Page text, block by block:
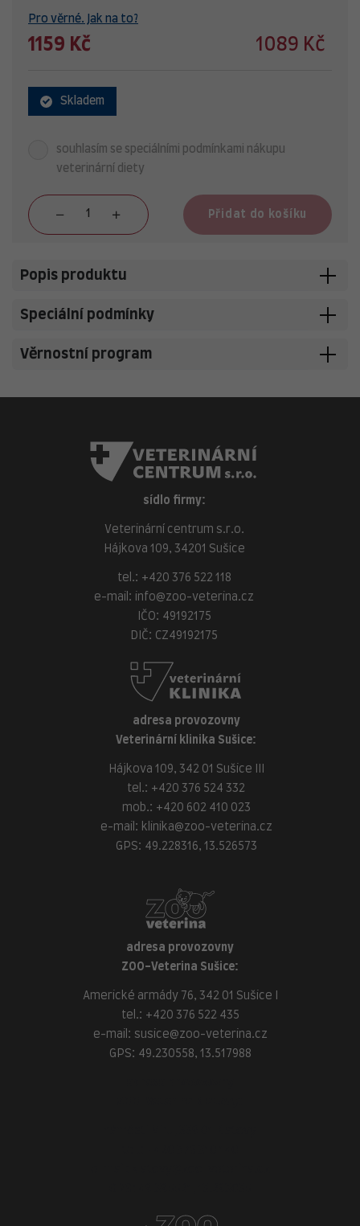
Pro věrné. Jak na to?
1159 Kč 1089 Kč
Skladem
souhlasím se speciálními podmínkami nákupu
veterinární diety
Přidat do košíku
Popis produktu
Speciální podmínky
Věrnostní program
sídlo firmy:
Veterinární centrum s.r.o.
Hájkova 109, 34201 Sušice
tel.: +420 376 522 118
e-mail:
info@zoo-veterina.cz
IČO: 49192175
DIČ: CZ49192175
adresa provozovny
Veterinární klinika Sušice:
Hájkova 109, 342 01 Sušice III
tel.: +420 376 524 332
mob.: +420 602 410 023
e-mail: klinika@zoo-veterina.cz
GPS: 49.228316, 13.526573
adresa provozovny
ZOO-Veterina Sušice:
Americké armády 76, 342 01 Sušice I
tel.: +420 376 522 435
e-mail: susice@zoo-veterina.cz
GPS: 49.230558, 13.517988